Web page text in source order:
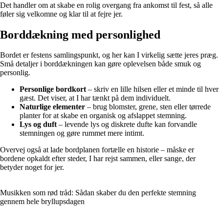
Det handler om at skabe en rolig overgang fra ankomst til fest, så alle
føler sig velkomne og klar til at fejre jer.
Borddækning med personlighed
Bordet er festens samlingspunkt, og her kan I virkelig sætte jeres præg.
Små detaljer i borddækningen kan gøre oplevelsen både smuk og
personlig.
Personlige bordkort– skriv en lille hilsen eller et minde til hver
gæst. Det viser, at I har tænkt på dem individuelt.
Naturlige elementer – brug blomster, grene, sten eller tørrede
planter for at skabe en organisk og afslappet stemning.
Lys og duft– levende lys og diskrete dufte kan forvandle
stemningen og gøre rummet mere intimt.
Overvej også at lade bordplanen fortælle en historie – måske er
bordene opkaldt efter steder, I har rejst sammen, eller sange, der
betyder noget for jer.
Musikken som rød tråd: Sådan skaber du den perfekte stemning
gennem hele bryllupsdagen